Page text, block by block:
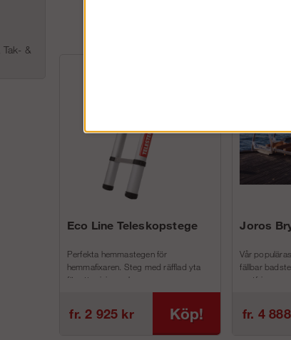
&
Eco Line Teleskopstege
Perfekta hemmastegen för
hemmafixaren. Steg med räfflad yta
för att minimera h...
fr. 2 925 kr Köp!
Joros
Vår
fällbar
rostfri...
fr. 4